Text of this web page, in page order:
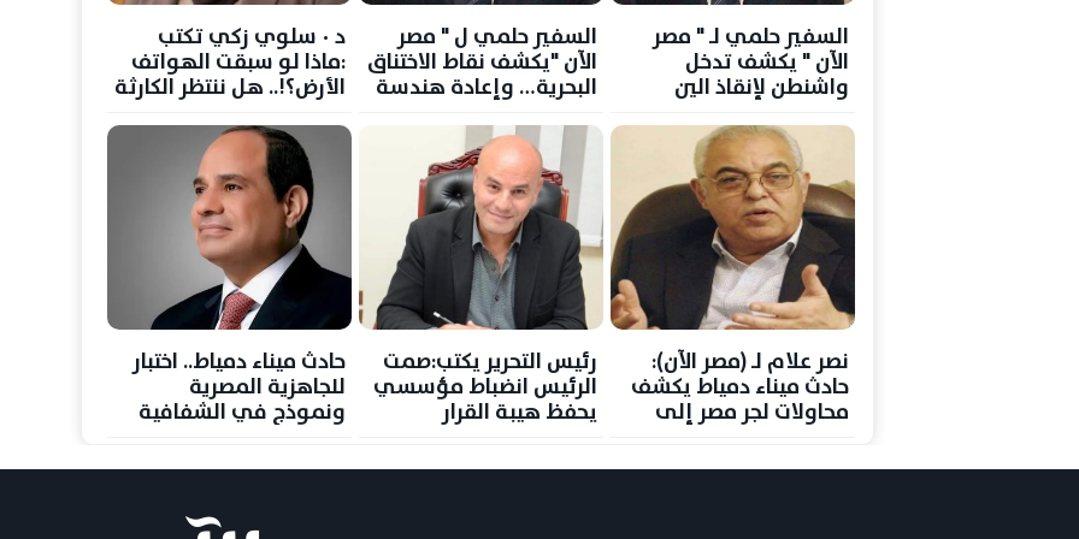
السفير حلمي لـ " مصر
الآن " يكشف تدخل
واشنطن لإنقاذ الين
السفير حلمي ل " مصر
الآن "يكشف نقاط الاختناق
البحرية… وإعادة هندسة
د ٠ سلوي زكي تكتب
:ماذا لو سبقت الهواتف
الأرض؟!.. هل ننتظر الكارثة
نصر علام لـ (مصر الآن):
حادث ميناء دمياط يكشف
محاولات لجر مصر إلى
رئيس التحرير يكتب:صمت
الرئيس انضباط مؤسسي
يحفظ هيبة القرار
حادث ميناء دمياط.. اختبار
للجاهزية المصرية
ونموذج في الشفافية